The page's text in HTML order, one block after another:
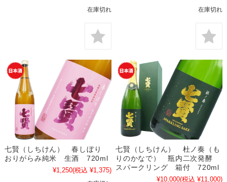
在庫切れ 在庫切れ
七賢（しちけん） 春しぼり
おりがらみ純米 生酒 720ml
¥1,250(税込 ¥1,375)
七賢（しちけん） 杜ノ奏（も
りのかなで） 瓶内二次発酵
スパークリング 箱付 720ml
¥10,000(税込 ¥11,000)